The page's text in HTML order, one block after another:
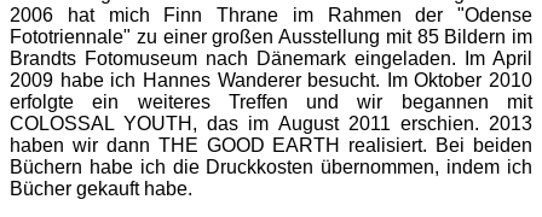
2006 hat mich Finn Thrane im Rahmen der "Odense
Fototriennale" zu einer großen Ausstellung mit 85 Bildern im
Brandts Fotomuseum nach Dänemark eingeladen. Im April
2009 habe ich Hannes Wanderer besucht. Im Oktober 2010
erfolgte ein weiteres Treffen und wir begannen mit
COLOSSAL YOUTH, das im August 2011 erschien. 2013
haben wir dann THE GOOD EARTH realisiert. Bei beiden
Büchern habe ich die Druckkosten übernommen, indem ich
Bücher gekauft habe.